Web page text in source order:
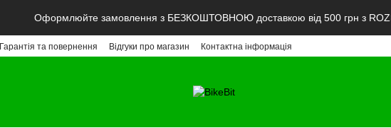
Оформлюйте замовлення з БЕЗКОШТОВНОЮ доставкою від 500 грн з
Гарантія та повернення Відгуки про магазин Контактна інформація